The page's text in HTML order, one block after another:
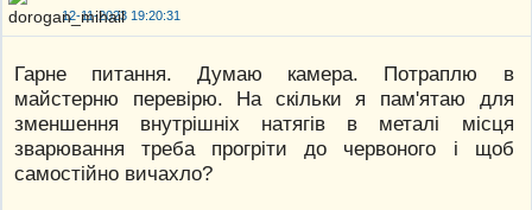
12-11-2023 19:20:31
Гарне питання. Думаю камера. Потраплю в
майстерню перевірю. На скільки я пам'ятаю для
зменшення внутрішніх натягів в металі місця
зварювання треба прогріти до червоного і щоб
самостійно вичахло?